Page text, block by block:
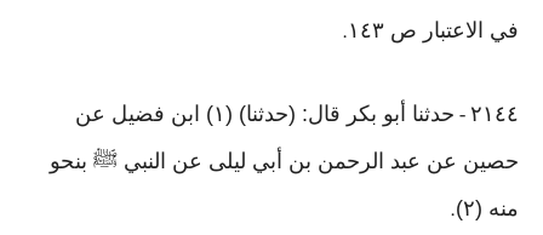
في الاعتبار ص ١٤٣
.
٢١٤٤ -
حدثنا أبو بكر قال: (حدثنا) (١) ابن فضيل عن
حصين عن عبد الرحمن بن أبي ليلى عن النبي ﷺ بنحو
منه (٢)
.